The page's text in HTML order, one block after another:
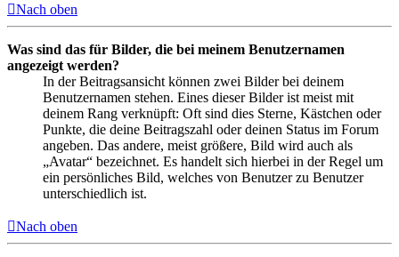
Nach oben
Was sind das für Bilder, die bei meinem Benutzernamen
angezeigt werden?
In der Beitragsansicht können zwei Bilder bei deinem
Benutzernamen stehen. Eines dieser Bilder ist meist mit
deinem Rang verknüpft: Oft sind dies Sterne, Kästchen oder
Punkte, die deine Beitragszahl oder deinen Status im Forum
angeben. Das andere, meist größere, Bild wird auch als
„Avatar“ bezeichnet. Es handelt sich hierbei in der Regel um
ein persönliches Bild, welches von Benutzer zu Benutzer
unterschiedlich ist.
Nach oben